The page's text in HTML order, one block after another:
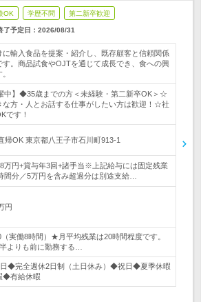
OK 学歴不問 第二新卒歓迎
了予定日： 2026/08/31
に輸入食品を提案・紹介し、既存顧客と信頼関係
す。商品試食やOJTを通じて成長でき、食への興
中】◆35歳までの方＜未経験・第二新卒OK＞☆
な方・人とお話する仕事がしたい方は歓迎！☆社
です！
OK 東京都八王子市石川町913-1
万円+賞与年3回+諸手当※上記給与には固定残業
間分／5万円を含み超過分は別途支給…
円
実働8時間）★月平均残業は20時間程度です。
よりも前に勤務する…
◆完全週休2日制（土日休み）◆祝日◆夏季休暇
◆有給休暇